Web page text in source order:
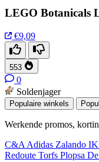
LEGO Botanicals
€9,09
553
0
Soldenjager
Populaire winkels
Werkende promos,
C&A Adidas Zalando
Redoute Torfs Plopsa